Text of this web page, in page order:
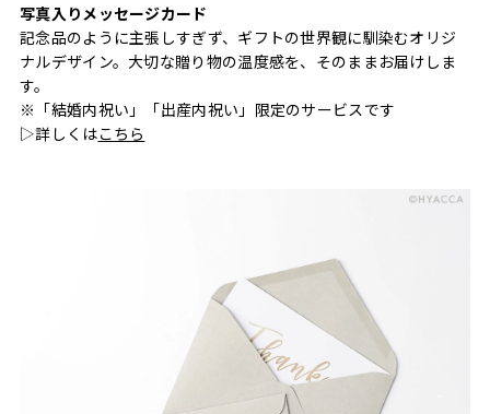
写真入りメッセージカード
記念品のように主張しすぎず、ギフトの世界観に馴染むオリジ
ナルデザイン。大切な贈り物の温度感を、そのままお届けしま
す。
※「結婚内祝い」「出産内祝い」限定のサービスです
▷詳しくはこちら